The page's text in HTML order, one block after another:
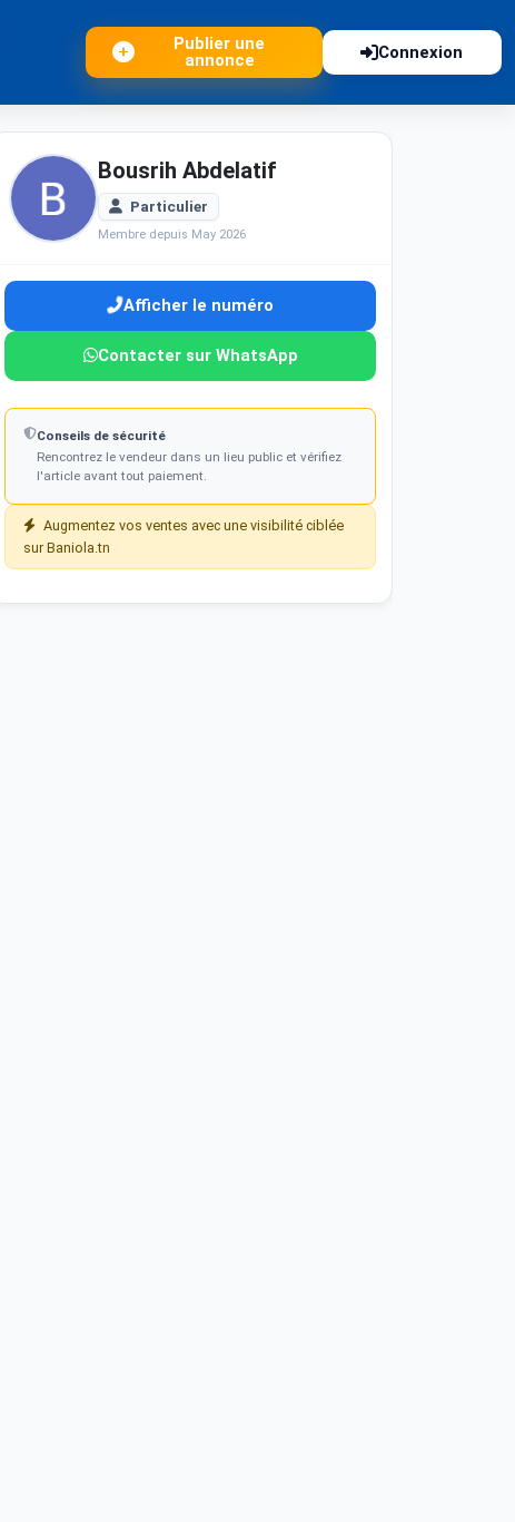
Publier une
annonce
Connexion
Bousrih Abdelatif
Particulier
Membre depuis May 2026
Afficher le numéro
Contacter sur WhatsApp
Conseils de sécurité
Rencontrez le vendeur dans un lieu public et vérifiez
l'article avant tout paiement.
Augmentez vos ventes avec une visibilité ciblée
sur Baniola.tn